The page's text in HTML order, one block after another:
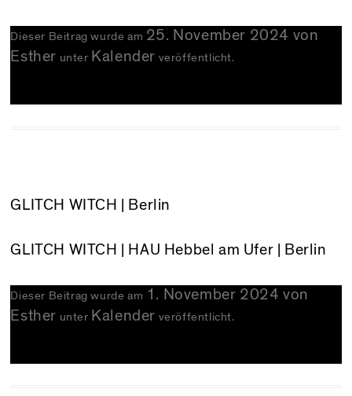
Dieser Beitrag wurde am 25. November 2024 von
Esther unter Kalender veröffentlicht.
GLITCH WITCH | Berlin
GLITCH WITCH | HAU Hebbel am Ufer | Berlin
Dieser Beitrag wurde am 1. November 2024 von
Esther unter Kalender veröffentlicht.